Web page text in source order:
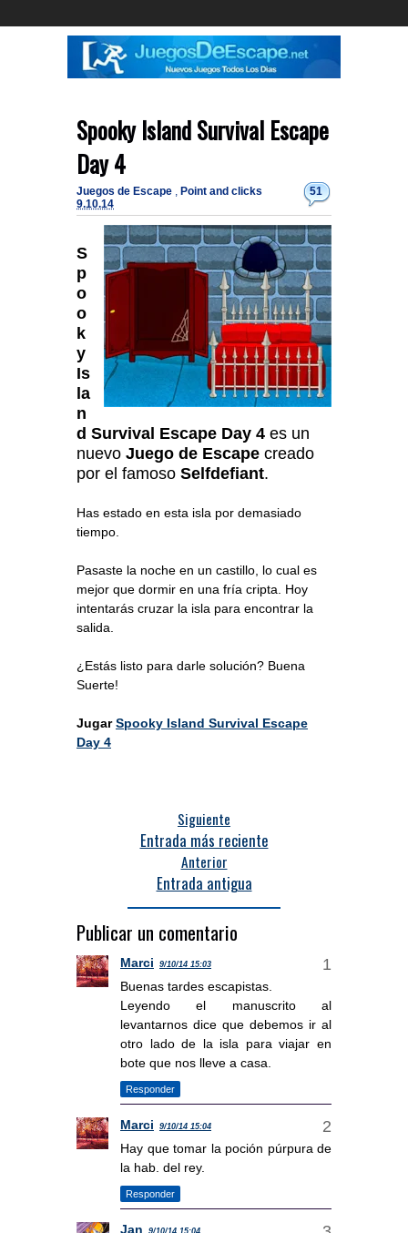
Spooky Island Survival Escape
Day 4
51
Juegos de Escape , Point and clicks
9.10.14
S
p
o
o
k
y
Is
la
n
d Survival Escape Day 4 es un
nuevo Juego de Escape creado
por el famoso Selfdefiant.
Has estado en esta isla por demasiado
tiempo.
Pasaste la noche en un castillo, lo cual es
mejor que dormir en una fría cripta. Hoy
intentarás cruzar la isla para encontrar la
salida.
¿Estás listo para darle solución? Buena
Suerte!
JugarSpooky Island Survival Escape
Day 4
Siguiente
Entrada más reciente
Anterior
Entrada antigua
Publicar un comentario
Marci 9/10/14 15:03
Buenas tardes escapistas.
Leyendo el manuscrito al
levantarnos dice que debemos ir al
otro lado de la isla para viajar en
bote que nos lleve a casa.
Responder
Marci 9/10/14 15:04
Hay que tomar la poción púrpura de
la hab. del rey.
Responder
Jan